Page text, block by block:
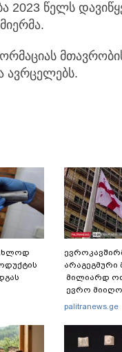
2023 წელს
ავრცელებს.
არაგეგმური
მილიარდ
ევრო მიიღო
palitranews.ge